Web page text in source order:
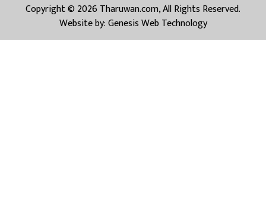
Copyright © 2026 Tharuwan.com, All Rights Reserved.
Website by:Genesis Web Technology